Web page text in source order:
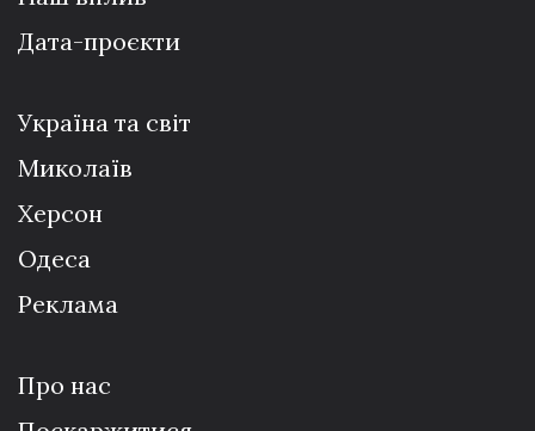
Дата-проєкти
Україна та світ
Миколаїв
Херсон
Одеса
Реклама
Про нас